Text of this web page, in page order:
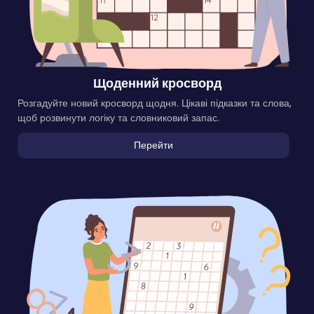
Щоденний кросворд
Розгадуйте новий кросворд щодня. Цікаві підказки та слова,
щоб розвинути логіку та словниковий запас.
Перейти